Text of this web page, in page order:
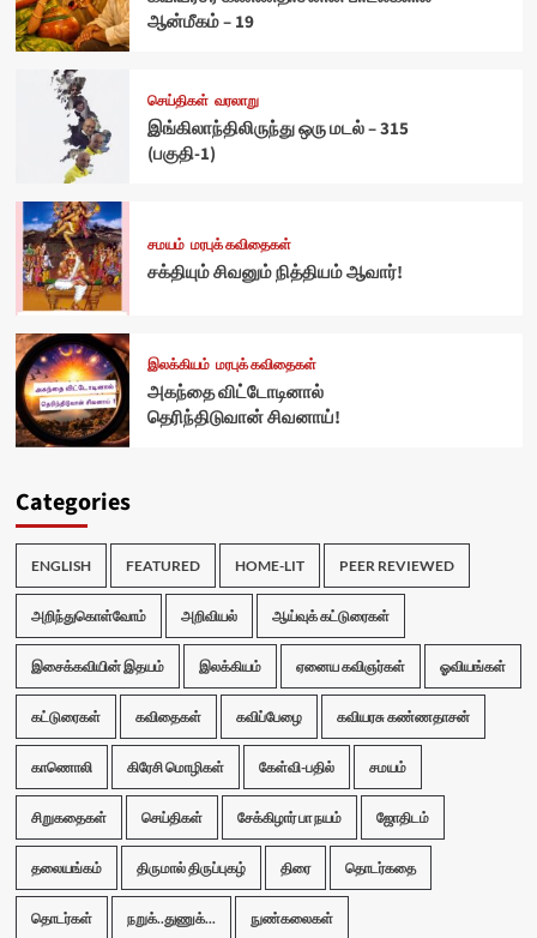
ஆன்மீகம் – 19
செய்திகள் வரலாறு
இங்கிலாந்திலிருந்து ஒரு மடல் – 315
(பகுதி-1)
சமயம் மரபுக் கவிதைகள்
சக்தியும் சிவனும் நித்தியம் ஆவார்!
இலக்கியம் மரபுக் கவிதைகள்
அகந்தை விட்டோடினால்
தெரிந்திடுவான் சிவனாய்!
Categories
ENGLISH FEATURED HOME-LIT PEER REVIEWED
அறிந்துகொள்வோம் அறிவியல் ஆய்வுக் கட்டுரைகள்
இசைக்கவியின் இதயம் இலக்கியம் ஏனைய கவிஞர்கள் ஓவியங்கள்
கட்டுரைகள் கவிதைகள் கவிப்பேழை கவியரசு கண்ணதாசன்
காணொலி கிரேசி மொழிகள் கேள்வி-பதில் சமயம்
சிறுகதைகள் செய்திகள் சேக்கிழார் பா நயம் ஜோதிடம்
தலையங்கம் திருமால் திருப்புகழ் திரை தொடர்கதை
தொடர்கள் நறுக்..துணுக்... நுண்கலைகள்